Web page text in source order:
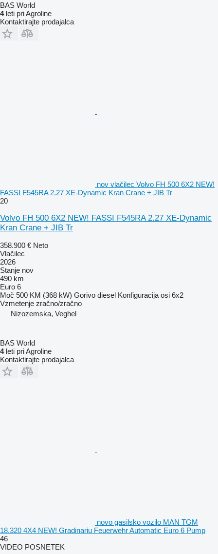
BAS World
4leti pri Agroline
Kontaktirajte prodajalca
nov vlačilec Volvo FH 500 6X2 NEW!
FASSI F545RA 2.27 XE-Dynamic Kran Crane + JIB Tr
20
Volvo FH 500 6X2 NEW! FASSI F545RA 2.27 XE-Dynamic
Kran Crane + JIB Tr
358.900 € Neto
Vlačilec
2026
Stanje nov
490 km
Euro 6
Moč 500 KM (368 kW) Gorivo diesel Konfiguracija osi 6x2
Vzmetenje zračno/zračno
Nizozemska, Veghel
BAS World
4leti pri Agroline
Kontaktirajte prodajalca
novo gasilsko vozilo MAN TGM
18.320 4X4 NEW! Gradinariu Feuerwehr Automatic Euro 6 Pump
46
VIDEO POSNETEK